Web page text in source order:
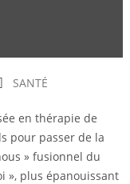
SANTÉ
en thérapie de
pour passer de la
» fusionnel du
», plus épanouissant